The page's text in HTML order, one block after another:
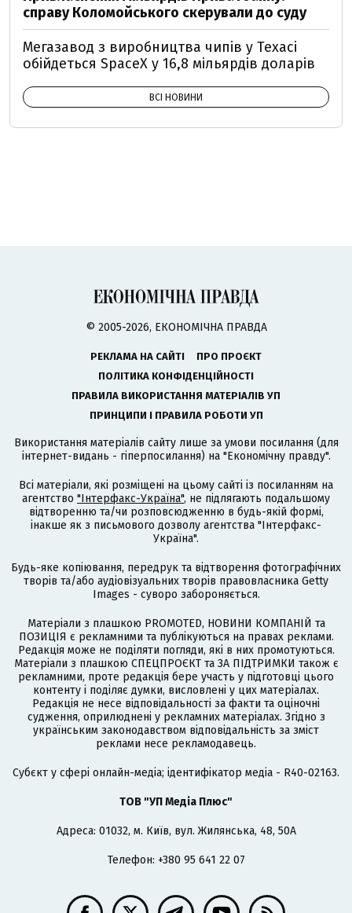
справу Коломойського скерували до суду
Мегазавод з виробництва чипів у Техасі
обійдеться SpaceX у 16,8 мільярдів доларів
ВСІ НОВИНИ
© 2005-2026, ЕКОНОМІЧНА ПРАВДА
РЕКЛАМА НА САЙТІ
ПРО ПРОЄКТ
ПОЛІТИКА КОНФІДЕНЦІЙНОСТІ
ПРАВИЛА ВИКОРИСТАННЯ МАТЕРІАЛІВ УП
ПРИНЦИПИ І ПРАВИЛА РОБОТИ УП
Використання матеріалів сайту лише за умови посилання (для
інтернет-видань - гіперпосилання) на "Економічну правду".
Всі матеріали, які розміщені на цьому сайті із посиланням на
агентство "Інтерфакс-Україна", не підлягають подальшому
відтворенню та/чи розповсюдженню в будь-якій формі,
інакше як з письмового дозволу агентства "Інтерфакс-
Україна".
Будь-яке копіювання, передрук та відтворення фотографічних
творів та/або аудіовізуальних творів правовласника Getty
Images - суворо забороняється.
Матеріали з плашкою PROMOTED, НОВИНИ КОМПАНІЙ та
ПОЗИЦІЯ є рекламними та публікуються на правах реклами.
Редакція може не поділяти погляди, які в них промотуються.
Матеріали з плашкою СПЕЦПРОЄКТ та ЗА ПІДТРИМКИ також є
рекламними, проте редакція бере участь у підготовці цього
контенту і поділяє думки, висловлені у цих матеріалах.
Редакція не несе відповідальності за факти та оціночні
судження, оприлюднені у рекламних матеріалах. Згідно з
українським законодавством відповідальність за зміст
реклами несе рекламодавець.
Cубєкт у сфері онлайн-медіа; ідентифікатор медіа - R40-02163.
ТОВ "УП Медіа Плюс"
Адреса: 01032, м. Київ, вул. Жилянська, 48, 50А
Телефон: +380 95 641 22 07